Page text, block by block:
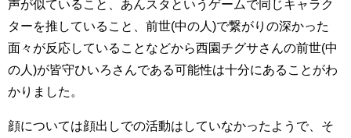
声が似ていること、あんスタというゲームで同じキャラク
ターを推していること、前世(中の人)で繋がりの深かった
面々が反応していることなどから西園チグサさんの前世(中
の人)が皆守ひいろさんである可能性は十分にあることがわ
かりました。
顔については顔出しでの活動はしていなかったようで、そ